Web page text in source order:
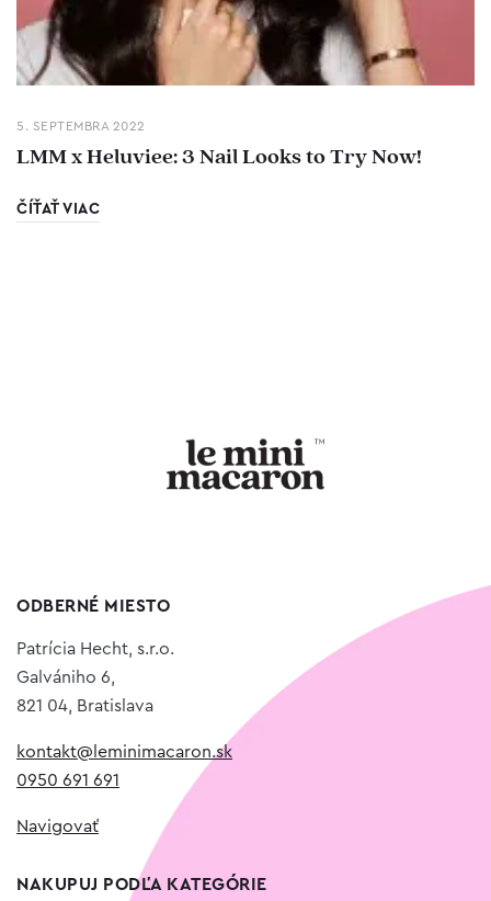
5. SEPTEMBRA 2022
LMM x Heluviee: 3 Nail Looks to Try Now!
ČÍŤAŤ VIAC
ODBERNÉ MIESTO
Patrícia Hecht, s.r.o.
Galvániho 6,
821 04, Bratislava
kontakt@leminimacaron.sk
0950 691 691
Navigovať
NAKUPUJ PODĽA KATEGÓRIE